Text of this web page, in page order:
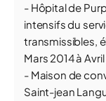
- Hôpital de
intensifs du
transmissibles,
Mars 2014 à
- Maison de
Saint-jean